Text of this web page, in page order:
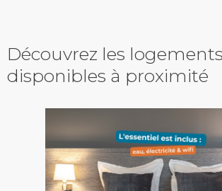
Découvrez les logements
disponibles à proximité